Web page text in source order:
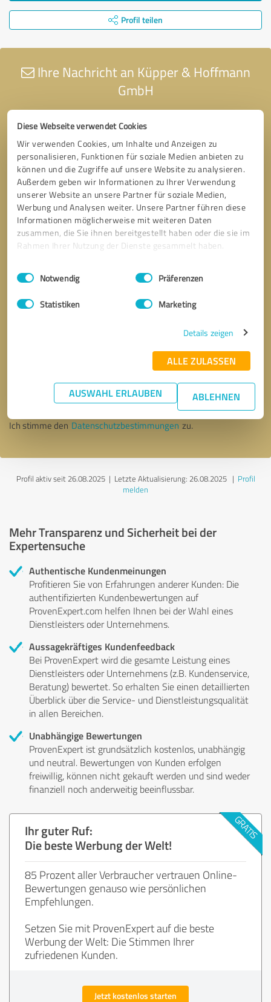
Diese Webseite verwendet Cookies
Wir verwenden Cookies, um Inhalte und Anzeigen zu
personalisieren, Funktionen für soziale Medien anbieten zu
können und die Zugriffe auf unsere Website zu analysieren.
Außerdem geben wir Informationen zu Ihrer Verwendung
unserer Website an unsere Partner für soziale Medien,
Werbung und Analysen weiter. Unsere Partner führen diese
Informationen möglicherweise mit weiteren Daten
zusammen, die Sie ihnen bereitgestellt haben oder die sie im
Rahmen Ihrer Nutzung der Dienste gesammelt haben.
Impressum Datenschutzbestimmungen
Einwilligungsauswahl
Notwendig Präferenzen
Statistiken Marketing
Details zeigen
ALLE ZULASSEN
AUSWAHL ERLAUBEN ABLEHNEN
Profil teilen
Ihre Nachricht an Küpper & Hoffmann
GmbH
* Erforderliche Angaben
Nachricht senden
Ich stimme den Datenschutzbestimmungen zu.
Profil aktiv seit 26.08.2025 | Letzte Aktualisierung: 26.08.2025| Profil
melden
Mehr Transparenz und Sicherheit bei der
Expertensuche
Authentische Kundenmeinungen
Profitieren Sie von Erfahrungen anderer Kunden: Die
authentifizierten Kundenbewertungen auf
ProvenExpert.com helfen Ihnen bei der Wahl eines
Dienstleisters oder Unternehmens.
Aussagekräftiges Kundenfeedback
Bei ProvenExpert wird die gesamte Leistung eines
Dienstleisters oder Unternehmens (z.B. Kundenservice,
Beratung) bewertet. So erhalten Sie einen detaillierten
Überblick über die Service- und Dienstleistungsqualität
in allen Bereichen.
Unabhängige Bewertungen
ProvenExpert ist grundsätzlich kostenlos, unabhängig
und neutral. Bewertungen von Kunden erfolgen
freiwillig, können nicht gekauft werden und sind weder
finanziell noch anderweitig beeinflussbar.
Ihr guter Ruf:
Die beste Werbung der Welt!
85 Prozent aller Verbraucher vertrauen Online-
Bewertungen genauso wie persönlichen
Empfehlungen.
Setzen Sie mit ProvenExpert auf die beste
Werbung der Welt: Die Stimmen Ihrer
zufriedenen Kunden.
Jetzt kostenlos starten